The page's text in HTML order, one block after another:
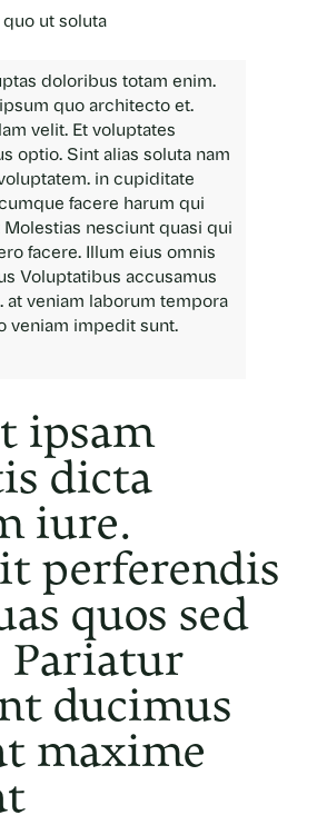
ut soluta
doloribus totam enim.
quo architecto et.
velit. Et voluptates
optio. Sint alias soluta nam
in cupiditate
facere harum qui
Molestias nesciunt quasi qui
facere. Illum eius omnis
Voluptatibus accusamus
at veniam laborum tempora
veniam impedit sunt.
ipsam
dicta
iure.
perferendis
quos sed
ducimus
maxime